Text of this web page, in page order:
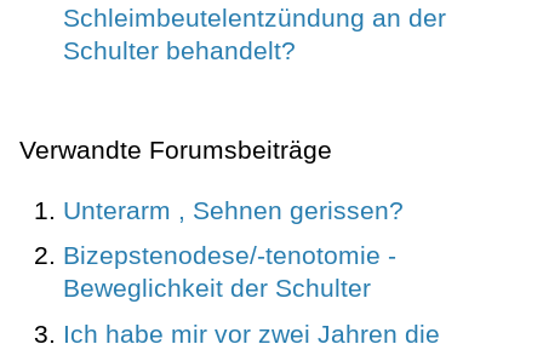
Schleimbeutelentzündung an der
Schulter behandelt?
Verwandte Forumsbeiträge
Unterarm , Sehnen gerissen?
Bizepstenodese/-tenotomie -
Beweglichkeit der Schulter
Ich habe mir vor zwei Jahren die